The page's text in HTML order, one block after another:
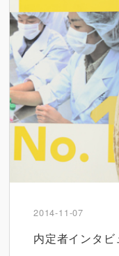
2014-11-07
内定者インタビ